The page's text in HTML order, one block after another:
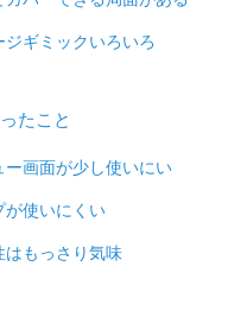
ジギミックいろいろ
たこと
ー画面が少し使いにい
が使いにくい
はもっさり気味